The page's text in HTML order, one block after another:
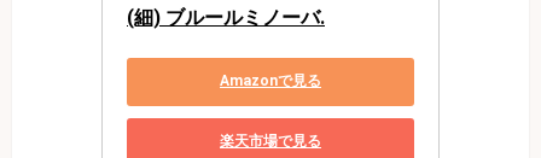
(細) ブルールミノーバ.
Amazonで見る
楽天市場で見る